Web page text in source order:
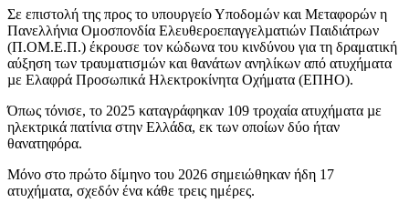
Σε επιστολή της προς το υπουργείο Υποδομών και Μεταφορών η
Πανελλήνια Ομοσπονδία Ελευθεροεπαγγελµατιών Παιδιάτρων
(Π.ΟΜ.Ε.Π.) έκρουσε τον κώδωνα του κινδύνου για τη δραματική
αύξηση των τραυματισμών και θανάτων ανηλίκων από ατυχήματα
µε Ελαφρά Προσωπικά Ηλεκτροκίνητα Οχήματα (ΕΠΗΟ).
Όπως τόνισε, το 2025 καταγράφηκαν 109 τροχαία ατυχήματα µε
ηλεκτρικά πατίνια στην Ελλάδα, εκ των οποίων δύο ήταν
θανατηφόρα.
Μόνο στο πρώτο δίμηνο του 2026 σημειώθηκαν ήδη 17
ατυχήματα, σχεδόν ένα κάθε τρεις ημέρες.